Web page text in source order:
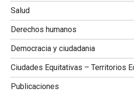
Salud
Derechos humanos
Democracia y ciudadania
Ciudades Equitativas – Territorios
Publicaciones